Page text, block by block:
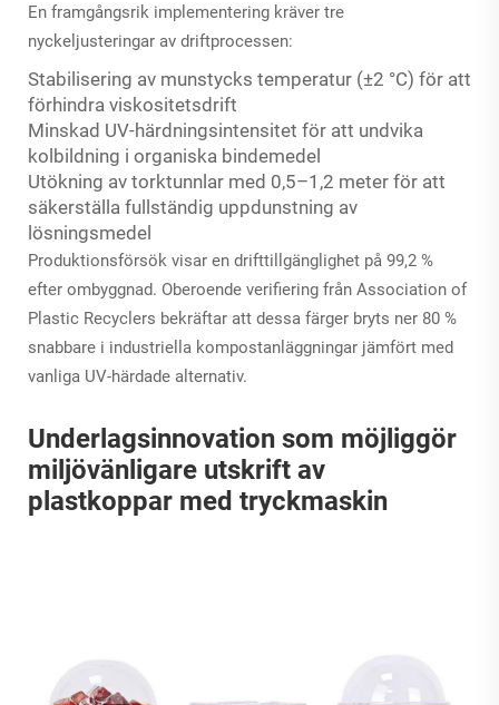
En framgångsrik implementering kräver tre
nyckeljusteringar av driftprocessen:
Stabilisering av munstycks temperatur (±2 °C) för att
förhindra viskositetsdrift
Minskad UV-härdningsintensitet för att undvika
kolbildning i organiska bindemedel
Utökning av torktunnlar med 0,5–1,2 meter för att
säkerställa fullständig uppdunstning av
lösningsmedel
Produktionsförsök visar en drifttillgänglighet på 99,2 %
efter ombyggnad. Oberoende verifiering från Association of
Plastic Recyclers bekräftar att dessa färger bryts ner 80 %
snabbare i industriella kompostanläggningar jämfört med
vanliga UV-härdade alternativ.
Underlagsinnovation som möjliggör
miljövänligare utskrift av
plastkoppar med tryckmaskin